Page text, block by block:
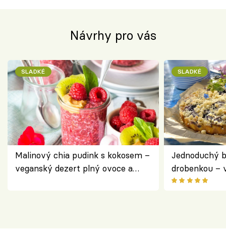
Návrhy pro vás
SLADKÉ
Malinový chia pudink s kokosem –
veganský dezert plný ovoce a
SLADKÉ
Jednoduchý
drobenkou –
ovoce